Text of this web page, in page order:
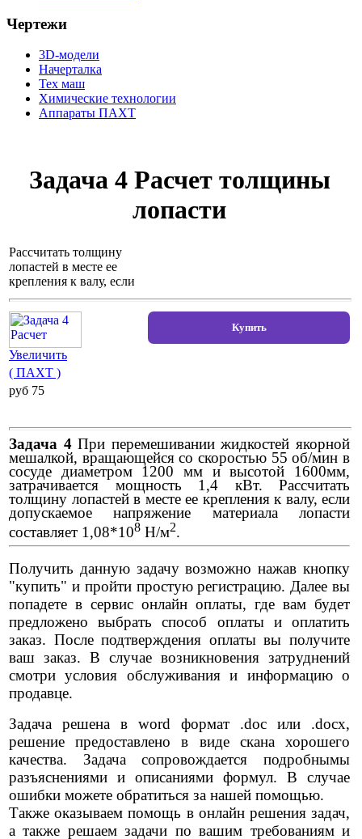
Чертежи
3D-модели
Начерталка
Тех маш
Химические технологии
Аппараты ПАХТ
Задача 4 Расчет толщины
лопасти
Рассчитать толщину
лопастей в месте ее
крепления к валу, если
Увеличить
( ПАХТ )
pуб 75
Задача 4При перемешивании жидкостей якорной
мешалкой, вращающейся со скоростью 55 об/мин в
сосуде диаметром 1200 мм и высотой 1600мм,
затрачивается мощность 1,4 кВт. Рассчитать
толщину лопастей в месте ее крепления к валу, если
допускаемое напряжение материала лопасти
составляет 1,08*108 Н/м2.
Получить данную задачу возможно нажав кнопку
"купить" и пройти простую регистрацию. Далее вы
попадете в сервис онлайн оплаты, где вам будет
предложено выбрать способ оплаты и оплатить
заказ. После подтверждения оплаты вы получите
ваш заказ. В случае возникновения затруднений
смотри условия обслуживания и информацию о
продавце.
Задача решена в word формат .doc или .docx,
решение предоставлено в виде скана хорошего
качества. Задача сопровождается подробнымы
разъяснениями и описаниями формул. В случае
ошибки можете обратиться за нашей помощью.
Также оказываем помощь в онлайн решения задач,
а также решаем задачи по вашим требованиям и